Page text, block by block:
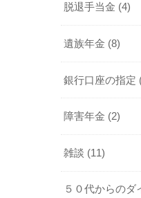
脱退手当金 (4)
遺族年金 (8)
銀行口座の指定
障害年金 (2)
雑談 (11)
５０代からのダ